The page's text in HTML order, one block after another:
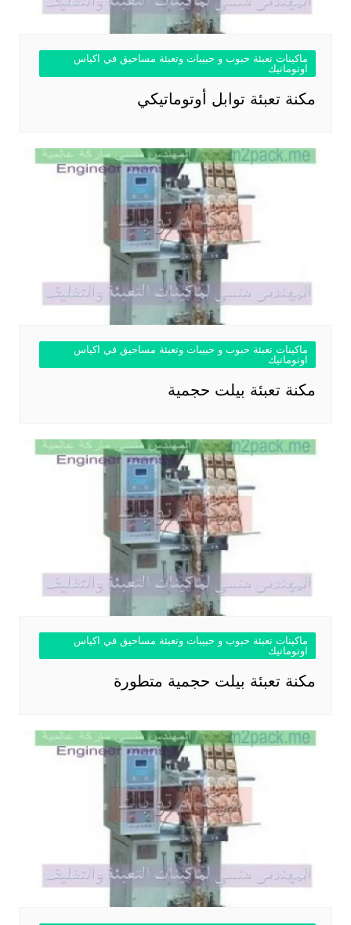
ماكينات تعبئة حبوب و حبيبات وتعبئة مساحيق في اكياس
اوتوماتيك
مكنة تعبئة توابل أوتوماتيكي
ماكينات تعبئة حبوب و حبيبات وتعبئة مساحيق في اكياس
اوتوماتيك
مكنة تعبئة بيلت حجمية
ماكينات تعبئة حبوب و حبيبات وتعبئة مساحيق في اكياس
اوتوماتيك
مكنة تعبئة بيلت حجمية متطورة